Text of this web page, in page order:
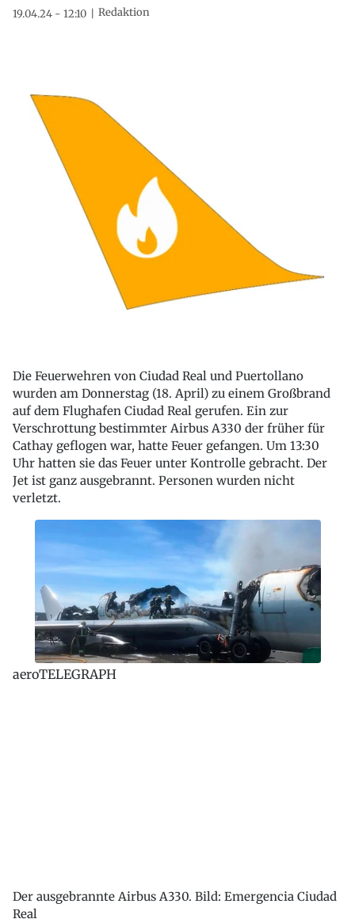
19.04.24 - 12:10 Redaktion
Die Feuerwehren von Ciudad Real und Puertollano
wurden am Donnerstag (18. April) zu einem Großbrand
auf dem Flughafen Ciudad Real gerufen. Ein zur
Verschrottung bestimmter Airbus A330 der früher für
Cathay geflogen war, hatte Feuer gefangen. Um 13:30
Uhr hatten sie das Feuer unter Kontrolle gebracht. Der
Jet ist ganz ausgebrannt. Personen wurden nicht
verletzt.
aeroTELEGRAPH
Der ausgebrannte Airbus A330. Bild: Emergencia Ciudad
Real